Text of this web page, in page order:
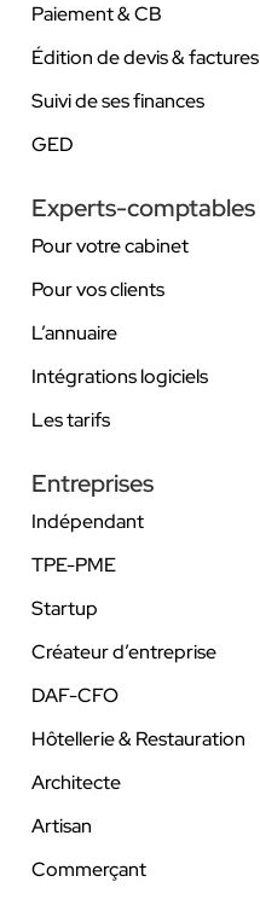
Paiement & CB
Édition de devis & factures
Suivi de ses finances
GED
Experts-comptables
Pour votre cabinet
Pour vos clients
L’annuaire
Intégrations logiciels
Les tarifs
Entreprises
Indépendant
TPE-PME
Startup
Créateur d’entreprise
DAF-CFO
Hôtellerie & Restauration
Architecte
Artisan
Commerçant